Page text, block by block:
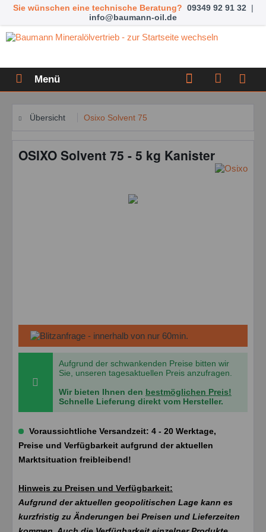
Sie wünschen eine technische Beratung? 09349 92 91 32 |
info@baumann-oil.de
Menü
Übersicht Osixo Solvent 75
OSIXO Solvent 75 - 5 kg Kanister
Aufgrund der schwankenden Preise bitten wir
Sie, unseren tagesaktuellen Preis anzufragen.
Wir bieten Ihnen den bestmöglichen Preis!
Schnelle Lieferung direkt vom Hersteller.
Voraussichtliche Versandzeit: 4 - 20 Werktage,
Preise und Verfügbarkeit aufgrund der aktuellen
Marktsituation freibleibend!
Hinweis zu Preisen und Verfügbarkeit:
Aufgrund der aktuellen geopolitischen Lage kann es
kurzfristig zu Änderungen bei Preisen und Lieferzeiten